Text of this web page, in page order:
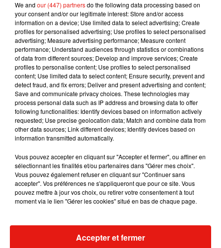
Musique
7 août 2026
RÜFÜS DU SOL annonce un nouvel
album après sa tournée mondiale
7 août 2026
Angèle et Amélie Lens dévoilent leur
collaboration tant attendue
6 août 2026
Il y a 10 ans, DJ Snake changeait de
dimension avec son premier...
We and our (447) partnersdo the following data processing based on
your consent and/or our legitimate interest: Store and/or access
information on a device; Use limited data to select advertising; Create
profiles for personalised advertising; Use profiles to select personalised
advertising; Measure advertising performance; Measure content
performance; Understand audiences through statistics or combinations
of data from different sources; Develop and improve services; Create
profiles to personalise content; Use profiles to select personalised
content; Use limited data to select content; Ensure security, prevent and
detect fraud, and fix errors; Deliver and present advertising and content;
Save and communicate privacy choices. These technologies may
process personal data such as IP address and browsing data to offer
following functionalities: Identify devices based on information actively
requested; Use precise geolocation data; Match and combine data from
other data sources; Link different devices; Identify devices based on
information transmitted automatically.
Vous pouvez accepter en cliquant sur "Accepter et fermer", ou affiner en
sélectionnant les finalités et/ou partenaires dans "Gérer mes choix".
Vous pouvez également refuser en cliquant sur "Continuer sans
accepter". Vos préférences ne s'appliqueront que pour ce site. Vous
pouvez mettre à jour vos choix, ou retirer votre consentement à tout
moment via le lien "Gérer les cookies" situé en bas de chaque page.
Accepter et fermer